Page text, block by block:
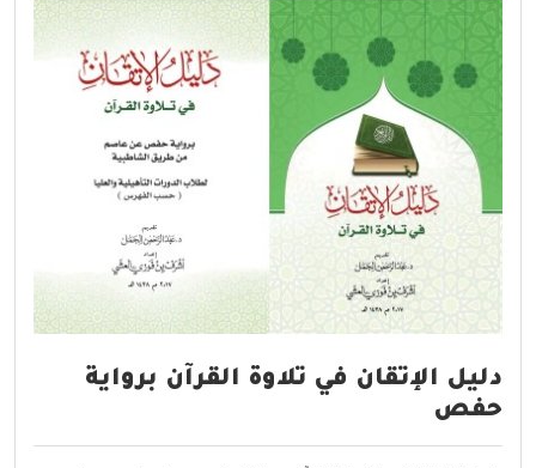
دليل الإتقان في تلاوة القرآن برواية
حفص